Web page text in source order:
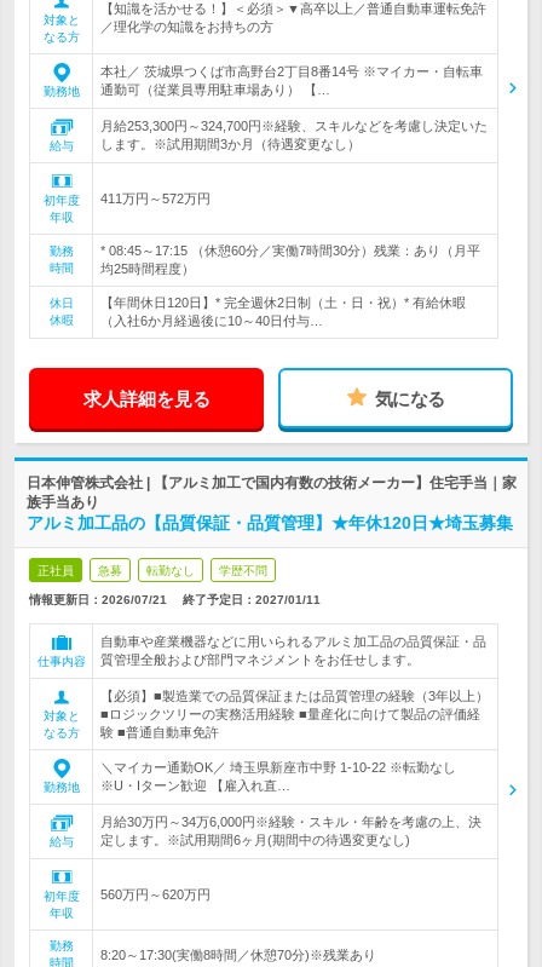
対象と
なる方
【知識を活かせる！】＜必須＞▼高卒以上／普通自動車運転免許
／理化学の知識をお持ちの方
勤務地
本社／ 茨城県つくば市高野台2丁目8番14号 ※マイカー・自転車
通勤可（従業員専用駐車場あり） 【…
給与
月給253,300円～324,700円※経験、スキルなどを考慮し決定いた
します。※試用期間3か月（待遇変更なし）
初年度
年収
411万円～572万円
勤務
時間
* 08:45～17:15 （休憩60分／実働7時間30分）残業：あり（月平
均25時間程度）
休日
休暇
【年間休日120日】* 完全週休2日制（土・日・祝）* 有給休暇
（入社6か月経過後に10～40日付与…
求人詳細を見る 気になる
日本伸管株式会社 | 【アルミ加工で国内有数の技術メーカー】住宅手当｜家
族手当あり
アルミ加工品の【品質保証・品質管理】★年休120日★埼玉募集
正社員 急募 転勤なし 学歴不問
情報更新日：2026/07/21 終了予定日： 2027/01/11
仕事内容
自動車や産業機器などに用いられるアルミ加工品の品質保証・品
質管理全般および部門マネジメントをお任せします。
対象と
なる方
【必須】■製造業での品質保証または品質管理の経験（3年以上）
■ロジックツリーの実務活用経験 ■量産化に向けて製品の評価経
験 ■普通自動車免許
勤務地
＼マイカー通勤OK／ 埼玉県新座市中野 1-10-22 ※転勤なし
※U・Iターン歓迎 【雇入れ直…
給与
月給30万円～34万6,000円※経験・スキル・年齢を考慮の上、決
定します。※試用期間6ヶ月(期間中の待遇変更なし)
初年度
年収
560万円～620万円
勤務
時間
8:20～17:30(実働8時間／休憩70分)※残業あり